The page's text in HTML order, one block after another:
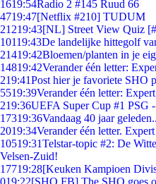
1619:54Radio 2 #145 Ruud 66
4719:47[Netflix #210] TUDUM
21219:43[NL] Street View Quiz
10119:43De landelijke hittegolf
21419:42Bloemen/planten in je
14819:42Verander één letter:
219:41Post hier je favoriete SHO
5519:39Verander één letter:
219:36UEFA Super Cup #1 PSG
17319:36Vandaag 40 jaar
2019:34Verander één letter.
10519:31Telstar-topic #2: De
Velsen-Zuid!
17719:28[Keuken Kampioen
019:22[SHO FB] The SHO goes